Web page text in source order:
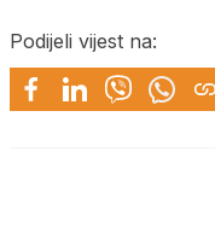
Podijeli vijest na: